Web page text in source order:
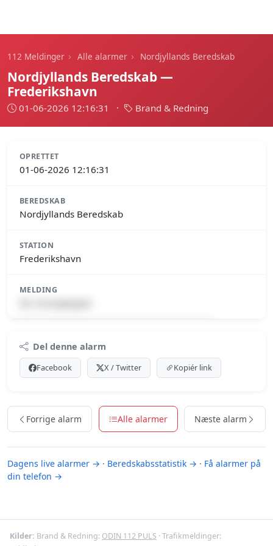
112 Meldinger › Alle alarmer › Nordjyllands Beredskab
Nordjyllands Beredskab —
Frederikshavn
01-06-2026 12:16:31 · Brand & Redning
OPRETTET
01-06-2026 12:16:31
BEREDSKAB
Nordjyllands Beredskab
STATION
Frederikshavn
MELDING
Premium indhold
Log ind med Premium for at se meldingen.
Se Premium-muligheder
Del denne alarm
Facebook X / Twitter Kopiér link
Forrige alarm Alle alarmer Næste alarm
Dagens live alarmer → · Beredskabsstatistik → · Få alarmer på
din telefon →
Kilder: Brand & Redning: ODIN 112 PULS · Trafikmeldinger: